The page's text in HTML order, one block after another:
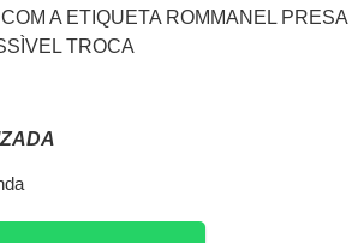
A ETIQUETA ROMMANEL PRESA
TROCA